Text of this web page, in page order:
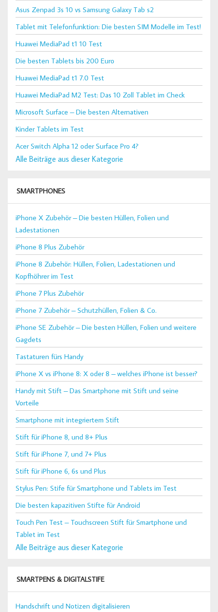
Asus Zenpad 3s 10 vs Samsung Galaxy Tab s2
Tablet mit Telefonfunktion: Die besten SIM Modelle im Test!
Huawei MediaPad t1 10 Test
Die besten Tablets bis 200 Euro
Huawei MediaPad t1 7.0 Test
Huawei MediaPad M2 Test: Das 10 Zoll Tablet im Check
Microsoft Surface – Die besten Alternativen
Kinder Tablets im Test
Acer Switch Alpha 12 oder Surface Pro 4?
Alle Beiträge aus dieser Kategorie
SMARTPHONES
iPhone X Zubehör – Die besten Hüllen, Folien und
Ladestationen
iPhone 8 Plus Zubehör
iPhone 8 Zubehör: Hüllen, Folien, Ladestationen und
Kopfhöhrer im Test
iPhone 7 Plus Zubehör
iPhone 7 Zubehör – Schutzhüllen, Folien & Co.
iPhone SE Zubehör – Die besten Hüllen, Folien und weitere
Gagdets
Tastaturen fürs Handy
iPhone X vs iPhone 8: X oder 8 – welches iPhone ist besser?
Handy mit Stift – Das Smartphone mit Stift und seine
Vorteile
Smartphone mit integriertem Stift
Stift für iPhone 8, und 8+ Plus
Stift für iPhone 7, und 7+ Plus
Stift für iPhone 6, 6s und Plus
Stylus Pen: Stife für Smartphone und Tablets im Test
Die besten kapazitiven Stifte für Android
Touch Pen Test – Touchscreen Stift für Smartphone und
Tablet im Test
Alle Beiträge aus dieser Kategorie
SMARTPENS & DIGITALSTIFE
Handschrift und Notizen digitalisieren